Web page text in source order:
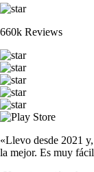
660k Reviews
«Llevo desde 2021
la mejor. Es muy